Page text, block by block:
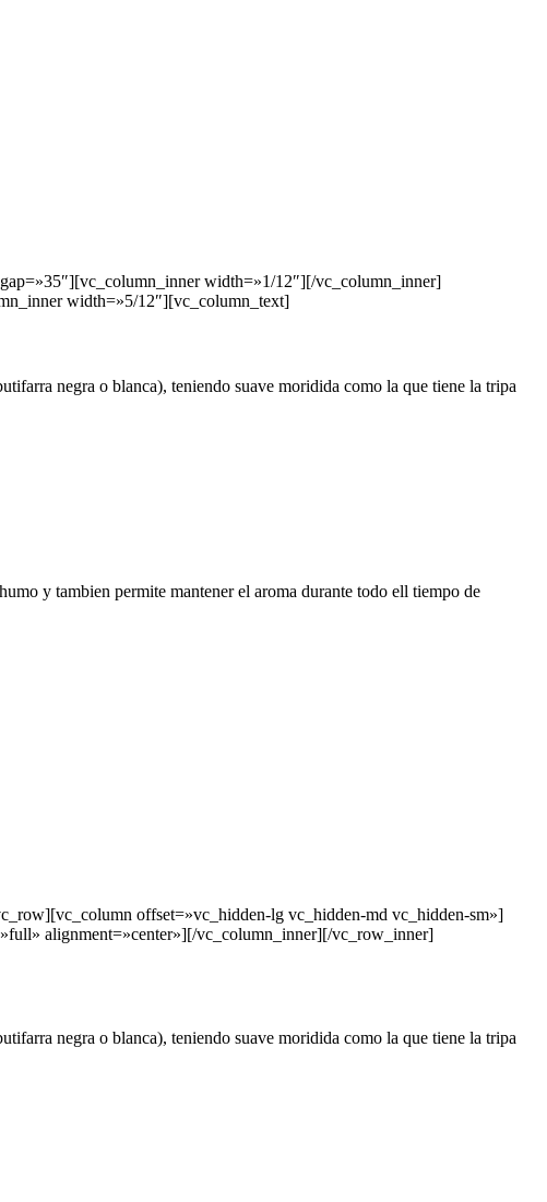
width=»1/12″][/vc_column_inner]
width=»5/12″][vc_column_text]
negra o blanca), teniendo suave moridida como la que tiene la tripa
y tambien permite mantener el aroma durante todo ell tiempo de
offset=»vc_hidden-lg vc_hidden-md vc_hidden-sm»]
alignment=»center»][/vc_column_inner][/vc_row_inner]
negra o blanca), teniendo suave moridida como la que tiene la tripa